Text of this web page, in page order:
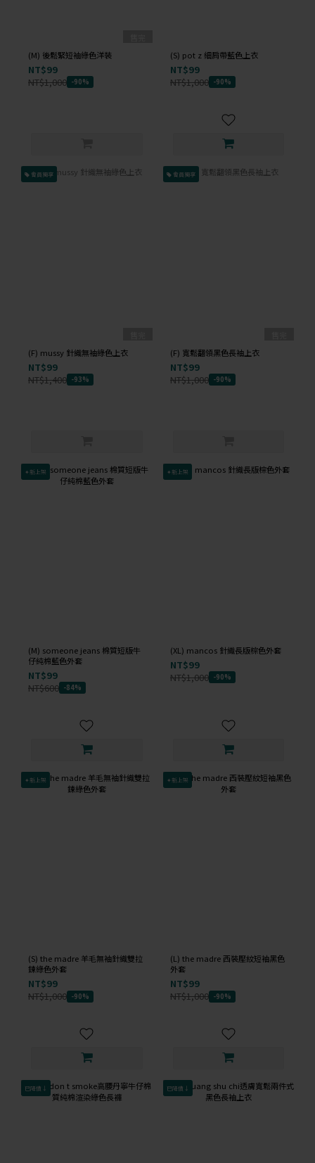
(M) 後鬆緊短袖綠色洋裝
NT$99
NT$1,000 -90%
(S) pot z 細肩帶藍色上衣
NT$99
NT$1,000 -90%
會員獨享
(F) mussy 針織無袖綠色上衣
NT$99
NT$1,400 -93%
會員獨享
(F) 寬鬆翻領黑色長袖上衣
NT$99
NT$1,000 -90%
✦新上架
(M) someone jeans 棉質短版牛
仔純棉藍色外套
NT$99
NT$600 -84%
✦新上架
(XL) mancos 針織長版棕色外套
NT$99
NT$1,000 -90%
✦新上架
(S) the madre 羊毛無袖針織雙拉
鍊綠色外套
NT$99
NT$1,000 -90%
✦新上架
(L) the madre 西裝壓紋短袖黑色
外套
NT$99
NT$1,000 -90%
已降價↓ 已降價↓